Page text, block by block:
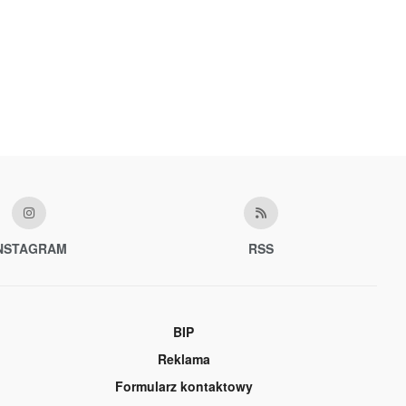
RSS
BIP
Reklama
Formularz kontaktowy